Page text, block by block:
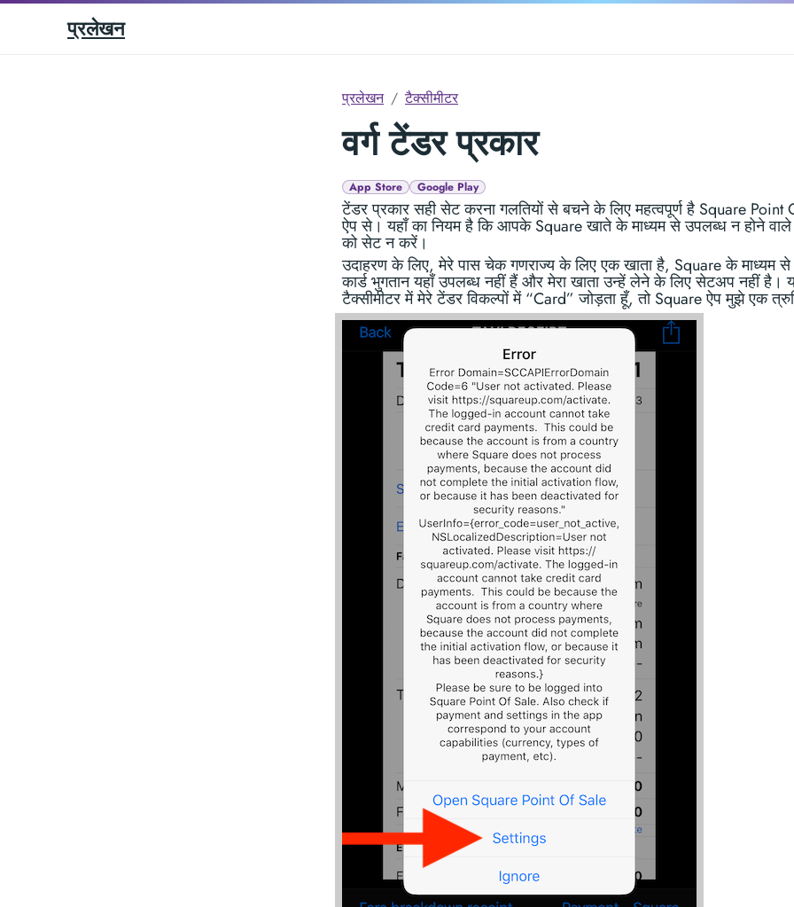
प्रलेखन
प्रलेखन टैक्सीमीटर
वर्ग टेंडर प्रकार
App Store Google Play
टेंडर प्रकार सही सेट करना गलतियों से बचने के लिए महत्वपूर्ण है Square Point
ऐप से। यहाँ का नियम है कि आपके Square खाते के माध्यम से उपलब्ध न होने वाले
को सेट न करें।
उदाहरण के लिए, मेरे पास चेक गणराज्य के लिए एक खाता है, Square के माध्यम
कार्ड भुगतान यहाँ उपलब्ध नहीं हैं और मेरा खाता उन्हें लेने के लिए सेटअप नहीं है।
टैक्सीमीटर में मेरे टेंडर विकल्पों में “Card” जोड़ता हूँ, तो Square ऐप मुझे एक